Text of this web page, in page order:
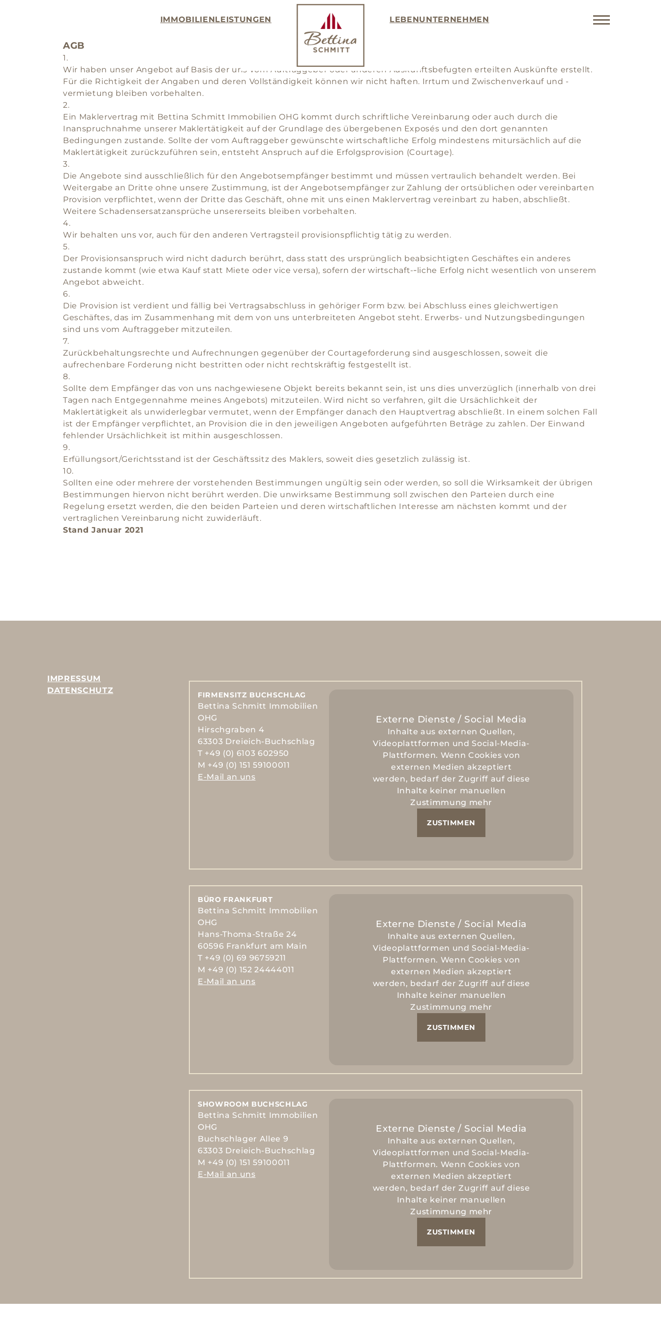
IMMOBILIENLEISTUNGEN LEBENUNTERNEHMEN
AGB
1.
Wir haben unser Angebot auf Basis der uns vom Auftraggeber oder anderen Auskunftsbefugten erteilten Auskünfte erstellt.
Für die Richtigkeit der Angaben und deren Vollständigkeit können wir nicht haften. Irrtum und Zwischenverkauf und -
vermietung bleiben vorbehalten.
2.
Ein Maklervertrag mit Bettina Schmitt Immobilien OHG kommt durch schriftliche Vereinbarung oder auch durch die
Inanspruchnahme unserer Maklertätigkeit auf der Grundlage des übergebenen Exposés und den dort genannten
Bedingungen zustande. Sollte der vom Auftraggeber gewünschte wirtschaftliche Erfolg mindestens mitursächlich auf die
Maklertätigkeit zurückzuführen sein, entsteht Anspruch auf die Erfolgsprovision (Courtage).
3.
Die Angebote sind ausschließlich für den Angebotsempfänger bestimmt und müssen vertraulich behandelt werden. Bei
Weitergabe an Dritte ohne unsere Zustimmung, ist der Angebotsempfänger zur Zahlung der ortsüblichen oder vereinbarten
Provision verpflichtet, wenn der Dritte das Geschäft, ohne mit uns einen Maklervertrag vereinbart zu haben, abschließt.
Weitere Schadensersatzansprüche unsererseits bleiben vorbehalten.
4.
Wir behalten uns vor, auch für den anderen Vertragsteil provisionspflichtig tätig zu werden.
5.
Der Provisionsanspruch wird nicht dadurch berührt, dass statt des ursprünglich beabsichtigten Geschäftes ein anderes
zustande kommt (wie etwa Kauf statt Miete oder vice versa), sofern der wirtschaft-‑liche Erfolg nicht wesentlich von unserem
Angebot abweicht.
6.
Die Provision ist verdient und fällig bei Vertragsabschluss in gehöriger Form bzw. bei Abschluss eines gleichwertigen
Geschäftes, das im Zusammenhang mit dem von uns unterbreiteten Angebot steht. Erwerbs- und Nutzungsbedingungen
sind uns vom Auftraggeber mitzuteilen.
7.
Zurückbehaltungsrechte und Aufrechnungen gegenüber der Courtageforderung sind ausgeschlossen, soweit die
aufrechenbare Forderung nicht bestritten oder nicht rechtskräftig festgestellt ist.
8.
Sollte dem Empfänger das von uns nachgewiesene Objekt bereits bekannt sein, ist uns dies unverzüglich (innerhalb von drei
Tagen nach Entgegennahme meines Angebots) mitzuteilen. Wird nicht so verfahren, gilt die Ursächlichkeit der
Maklertätigkeit als unwiderlegbar vermutet, wenn der Empfänger danach den Hauptvertrag abschließt. In einem solchen Fall
ist der Empfänger verpflichtet, an Provision die in den jeweiligen Angeboten aufgeführten Beträge zu zahlen. Der Einwand
fehlender Ursächlichkeit ist mithin ausgeschlossen.
9.
Erfüllungsort/Gerichtsstand ist der Geschäftssitz des Maklers, soweit dies gesetzlich zulässig ist.
10.
Sollten eine oder mehrere der vorstehenden Bestimmungen ungültig sein oder werden, so soll die Wirksamkeit der übrigen
Bestimmungen hiervon nicht berührt werden. Die unwirksame Bestimmung soll zwischen den Parteien durch eine
Regelung ersetzt werden, die den beiden Parteien und deren wirtschaftlichen Interesse am nächsten kommt und der
vertraglichen Vereinbarung nicht zuwiderläuft.
Stand Januar 2021
IMPRESSUM
DATENSCHUTZ
FIRMENSITZ BUCHSCHLAG
Bettina Schmitt Immobilien
OHG
Hirschgraben 4
63303 Dreieich-Buchschlag
T +49 (0) 6103 602950
M +49 (0) 151 59100011
E-Mail an uns
Externe Dienste / Social Media
Inhalte aus externen Quellen,
Videoplattformen und Social-Media-
Plattformen. Wenn Cookies von
externen Medien akzeptiert
werden, bedarf der Zugriff auf diese
Inhalte keiner manuellen
Zustimmung mehr
ZUSTIMMEN
BÜRO FRANKFURT
Bettina Schmitt Immobilien
OHG
Hans-Thoma-Straße 24
60596 Frankfurt am Main
T +49 (0) 69 96759211
M +49 (0) 152 24444011
E-Mail an uns
Externe Dienste / Social Media
Inhalte aus externen Quellen,
Videoplattformen und Social-Media-
Plattformen. Wenn Cookies von
externen Medien akzeptiert
werden, bedarf der Zugriff auf diese
Inhalte keiner manuellen
Zustimmung mehr
ZUSTIMMEN
SHOWROOM BUCHSCHLAG
Bettina Schmitt Immobilien
OHG
Buchschlager Allee 9
63303 Dreieich-Buchschlag
M +49 (0) 151 59100011
E-Mail an uns
Externe Dienste / Social Media
Inhalte aus externen Quellen,
Videoplattformen und Social-Media-
Plattformen. Wenn Cookies von
externen Medien akzeptiert
werden, bedarf der Zugriff auf diese
Inhalte keiner manuellen
Zustimmung mehr
ZUSTIMMEN